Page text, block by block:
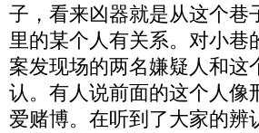
子，看来凶器就是从这个巷
里的某个人有关系。对小
案发现场的两名嫌疑人和
认。有人说前面的这个人像
爱赌博。在听到了大家的辨